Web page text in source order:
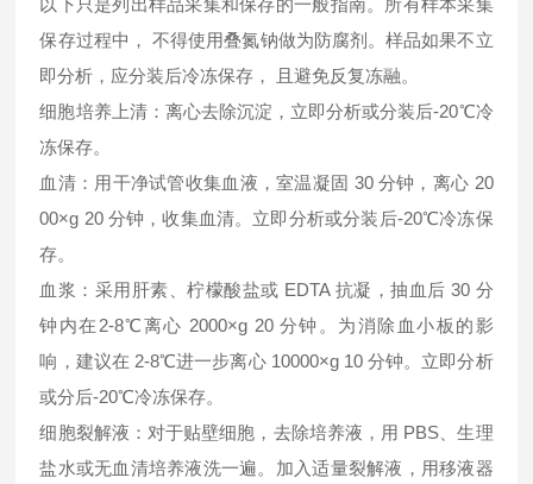
以下只是列出样品采集和保存的一般指南。所有样本采集
保存过程中， 不得使用叠氮钠做为防腐剂。样品如果不立
即分析，应分装后冷冻保存， 且避免反复冻融。
细胞培养上清：离心去除沉淀，立即分析或分装后-20℃冷
冻保存。
血清：用干净试管收集血液，室温凝固 30 分钟，离心 20
00×g 20 分钟，收集血清。立即分析或分装后-20℃冷冻保
存。
血浆：采用肝素、柠檬酸盐或 EDTA 抗凝，抽血后 30 分
钟内在2-8℃离心 2000×g 20 分钟。为消除血小板的影
响，建议在 2-8℃进一步离心 10000×g 10 分钟。立即分析
或分后-20℃冷冻保存。
细胞裂解液：对于贴壁细胞，去除培养液，用 PBS、生理
盐水或无血清培养液洗一遍。加入适量裂解液，用移液器